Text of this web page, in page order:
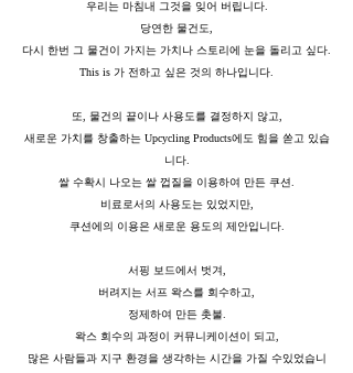
우리는 마침내 그것을 잊어 버립니다.
당연한 물건도,
다시 한번 그 물건이 가지는 가치나 스토리에 눈을 돌리고 싶다.
This is 가 전하고 싶은 것의 하나입니다.
또, 물건의 끝이나 사용도를 결정하지 않고,
새로운 가치를 창출하는 Upcycling Products에도 힘을 쏟고 있습
니다.
쌀 수확시 나오는 쌀 껍질을 이용하여 만든 쿠션.
비료로서의 사용도는 있었지만,
쿠션에의 이용은 새로운 용도의 제안입니다.
서핑 보드에서 벗겨,
버려지는 서프 왁스를 회수하고,
정제하여 만든 촛불.
왁스 회수의 과정이 커뮤니케이션이 되고,
많은 사람들과 지구 환경을 생각하는 시간을 가질 수있었습니